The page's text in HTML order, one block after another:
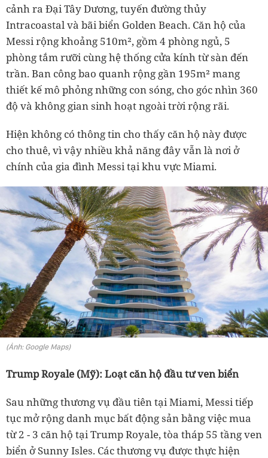
cảnh ra Đại Tây Dương, tuyến đường thủy
Intracoastal và bãi biển Golden Beach. Căn hộ của
Messi rộng khoảng 510m², gồm 4 phòng ngủ, 5
phòng tắm rưỡi cùng hệ thống cửa kính từ sàn đến
trần. Ban công bao quanh rộng gần 195m² mang
thiết kế mô phỏng những con sóng, cho góc nhìn 360
độ và không gian sinh hoạt ngoài trời rộng rãi.
Hiện không có thông tin cho thấy căn hộ này được
cho thuê, vì vậy nhiều khả năng đây vẫn là nơi ở
chính của gia đình Messi tại khu vực Miami.
(Ảnh: Google Maps)
Trump Royale (Mỹ): Loạt căn hộ đầu tư ven biển
Sau những thương vụ đầu tiên tại Miami, Messi tiếp
tục mở rộng danh mục bất động sản bằng việc mua
từ 2 - 3 căn hộ tại Trump Royale, tòa tháp 55 tầng ven
biển ở Sunny Isles. Các thương vụ được thực hiện